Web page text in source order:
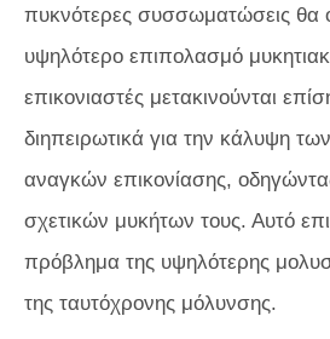
πυκνότερες συσσωματώσεις θα
υψηλότερο επιπολασμό
επικονιαστές μετακινούνται
διηπειρωτικά για την κάλυψη
αναγκών επικονίασης,
σχετικών μυκήτων τους. Αυτό
πρόβλημα της υψηλότερης
της ταυτόχρονης μόλυνσης.